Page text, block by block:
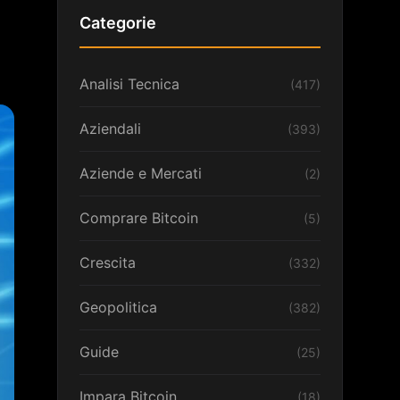
Categorie
Analisi Tecnica (417)
Aziendali (393)
Aziende e Mercati (2)
Comprare Bitcoin (5)
Crescita (332)
Geopolitica (382)
Guide (25)
Impara Bitcoin (18)